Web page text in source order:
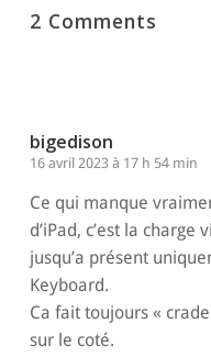
2 Comments
bigedison
16 avril 2023 à 17 h 54 min
Ce qui manque
d’iPad, c’est la
jusqu’a présent
Keyboard.
Ca fait toujours «
sur le coté.